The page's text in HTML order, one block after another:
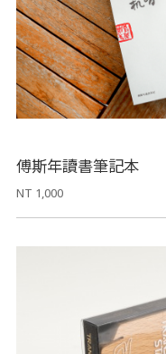
傅斯年讀書筆記本
NT 1,000